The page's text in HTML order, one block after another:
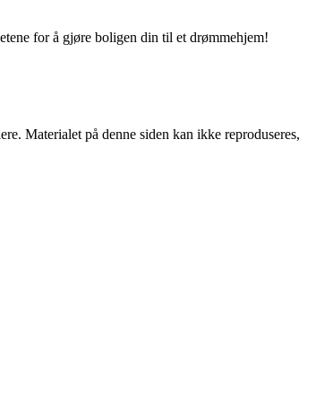
for å gjøre boligen din til et drømmehjem!
Materialet på denne siden kan ikke reproduseres,